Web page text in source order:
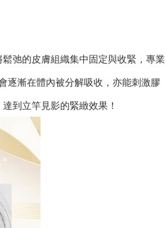
弛的皮膚組織集中固定與收緊，專業
逐漸在體內被分解吸收，亦能刺激膠
到立竿見影的緊緻效果！